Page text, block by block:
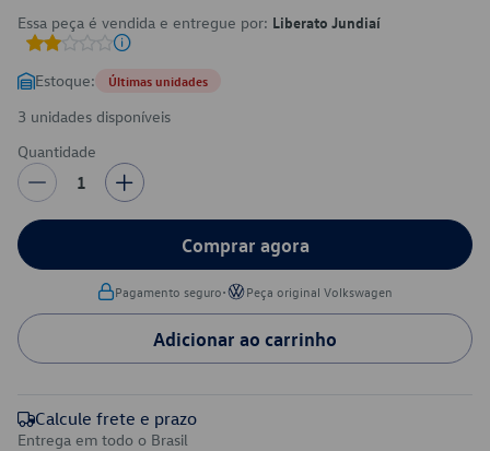
Essa peça é vendida e entregue por: Liberato Jundiaí
Estoque: Últimas unidades
3 unidades disponíveis
Quantidade
1
Comprar agora
Pagamento seguro• Peça original Volkswagen
Adicionar ao carrinho
Calcule frete e prazo
Entrega em todo o Brasil